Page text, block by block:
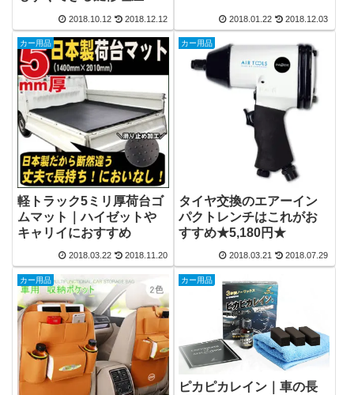
2018.10.12 2018.12.12 2018.01.22 2018.12.03
カー用品
軽トラック5ミリ厚荷台ゴ
ムマット｜ハイゼットや
キャリイにおすすめ
2018.03.22 2018.11.20
カー用品
タイヤ交換のエアーイン
パクトレンチはこれがお
すすめ★5,180円★
2018.03.21 2018.07.29
カー用品 カー用品
ピカピカレイン｜車の長